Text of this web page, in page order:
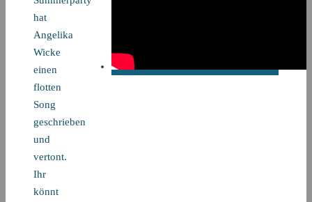
hat
Angelika
Wicke
einen
flotten
Song
geschrieben
und
vertont.
Ihr
könnt